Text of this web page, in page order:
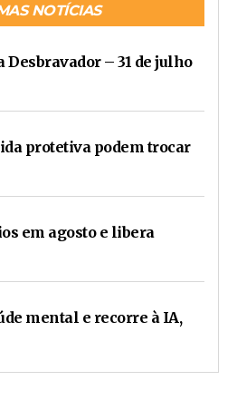
NOTÍCIAS
Desbravador – 31 de julho
protetiva podem trocar
em agosto e libera
mental e recorre à IA,